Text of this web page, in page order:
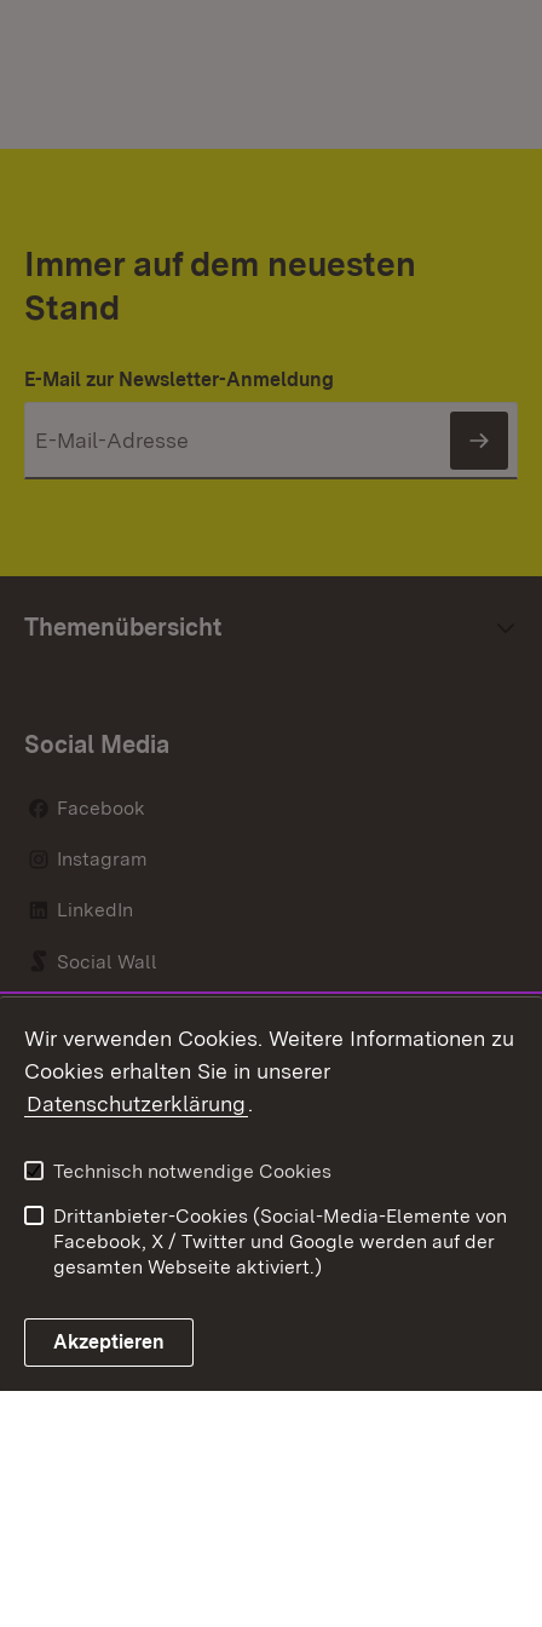
Immer auf dem neuesten
Stand
E-Mail zur Newsletter-Anmeldung
Themenübersicht
Social Media
Facebook
Instagram
LinkedIn
Social Wall
Link zum Landesportal
Kontakt
Barrierefreiheit
Impressum
Cookies
Wir verwenden Cookies. Weitere Informationen zu
Cookies erhalten Sie in unserer
Datenschutzerklärung.
Technisch notwendige Cookies
Drittanbieter-Cookies (Social-Media-Elemente von
Facebook, X / Twitter und Google werden auf der
gesamten Webseite aktiviert.)
Akzeptieren